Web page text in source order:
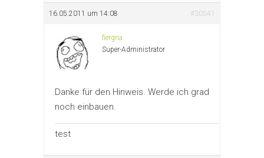
16.05.2011 um 14:08 #30541
fiergna
Super-Administrator
Danke für den Hinweis. Werde ich grad
noch einbauen.
test